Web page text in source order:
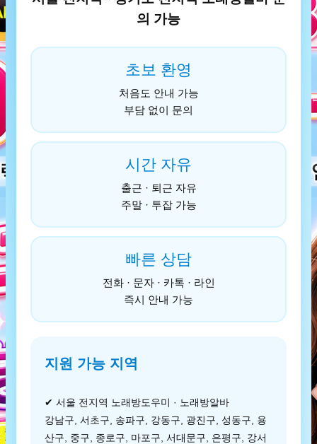
의 가능
초보 환영
처음도 안내 가능
부담 없이 문의
시간 자유
출근 · 퇴근 자유
주말 · 투잡 가능
빠른 상담
전화 · 문자 · 카톡 · 라인
즉시 안내 가능
지원 가능 지역
✔ 서울 전지역 노래방도우미 · 노래방알바
강남구, 서초구, 송파구, 강동구, 광진구, 성동구, 용
산구, 중구, 종로구, 마포구, 서대문구, 은평구, 강서